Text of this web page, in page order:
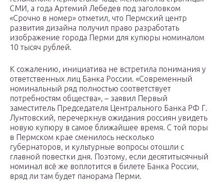
СМИ, а года Артемий Лебедев под заголовком
«Срочно в номер» отметил, что Пермский центр
развития дизайна получил право разработать
изображение города Перми для купюры номиналом
10 тысяч рублей.
К сожалению, инициатива не встретила понимания у
ответственных лиц Банка России. «Современный
номинальный ряд полностью соответствует
потребностям общества», – заявил Первый
заместитель Председателя Центрального Банка РФ Г.
Лунтовский, перечеркнув ожидания россиян увидеть
новую купюру в самое ближайшее время. С той поры
в Пермском крае сменилось несколько
губернаторов, и культурные вопросы отошли с
главной повестки дня. Поэтому, если десятитысячный
номинал всё же воплотится в билете Банка России,
вряд ли там будет панорама Перми.